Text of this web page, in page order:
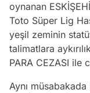
oynanan
Toto Süper Lig
yeşil zeminin
talimatlara
PARA CEZASI ile
Aynı müsabakada